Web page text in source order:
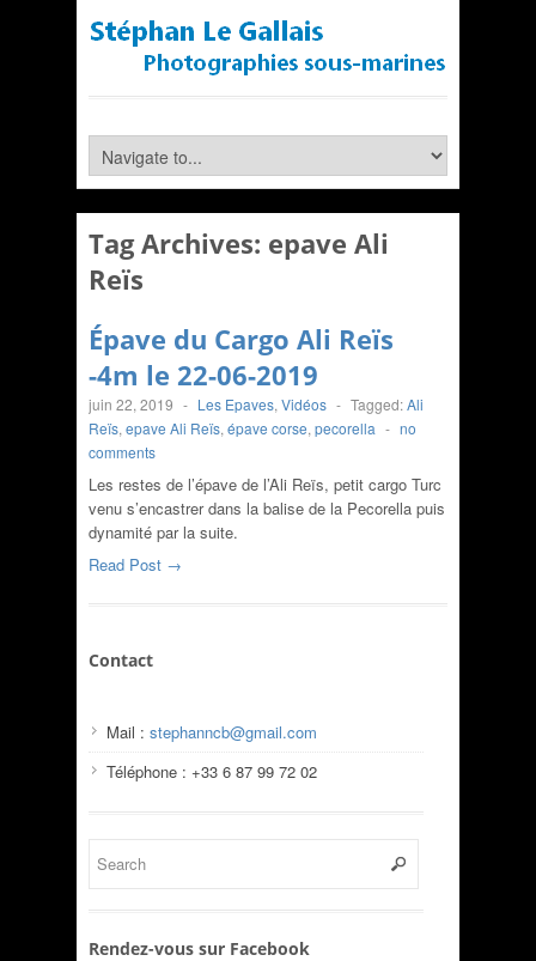
Tag Archives: epave Ali
Reïs
Épave du Cargo Ali Reïs
-4m le 22-06-2019
juin 22, 2019 - Les Epaves, Vidéos - Tagged:Ali
Reïs, epave Ali Reïs, épave corse, pecorella - no
comments
Les restes de l’épave de l’Ali Reïs, petit cargo Turc
venu s’encastrer dans la balise de la Pecorella puis
dynamité par la suite.
Read Post →
Contact
Mail : stephanncb@gmail.com
Téléphone : +33 6 87 99 72 02
Rendez-vous sur Facebook